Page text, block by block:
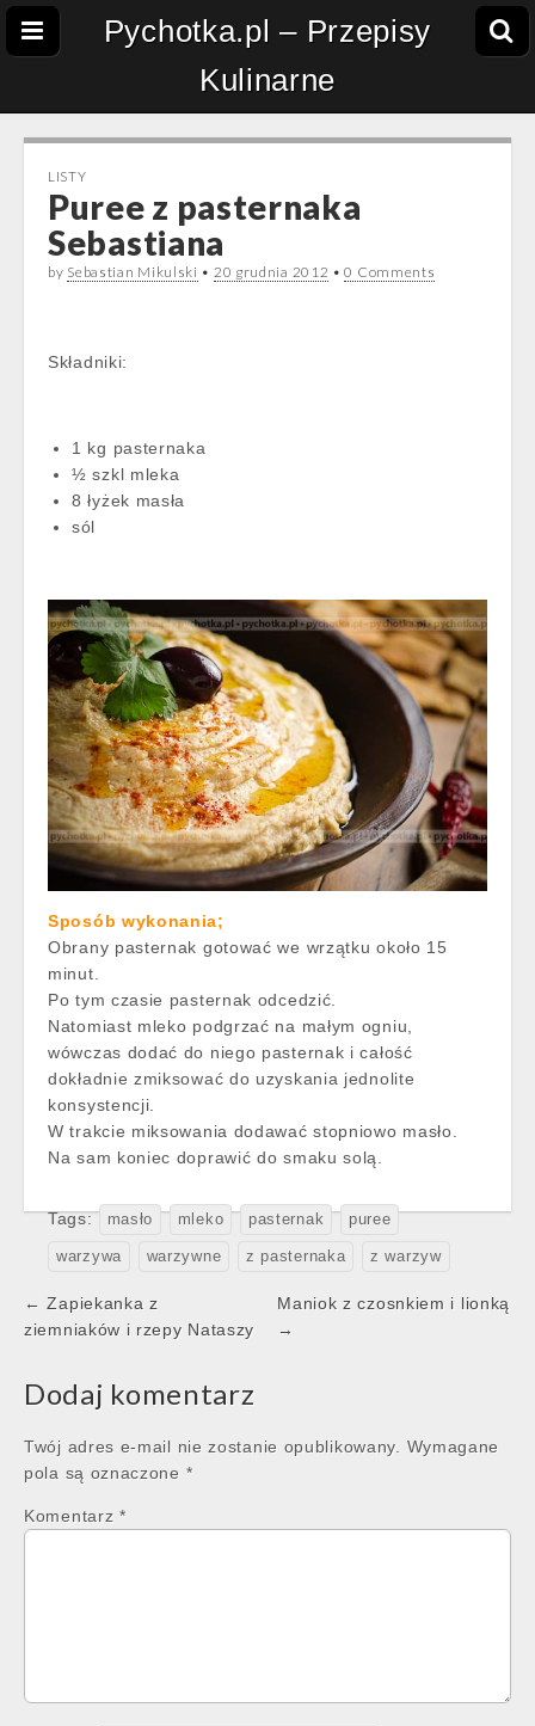
Pychotka.pl – Przepisy
Kulinarne
LISTY
Puree z pasternaka
Sebastiana
by Sebastian Mikulski • 20 grudnia 2012 •0 Comments
Składniki:
1 kg pasternaka
½ szkl mleka
8 łyżek masła
sól
Sposób wykonania;
Obrany pasternak gotować we wrzątku około 15
minut.
Po tym czasie pasternak odcedzić.
Natomiast mleko podgrzać na małym ogniu,
wówczas dodać do niego pasternak i całość
dokładnie zmiksować do uzyskania jednolite
konsystencji.
W trakcie miksowania dodawać stopniowo masło.
Na sam koniec doprawić do smaku solą.
Tags: masło mleko pasternak puree
warzywa warzywne z pasternaka z warzyw
Post
navigation
← Zapiekanka z
ziemniaków i rzepy Nataszy
Maniok z czosnkiem i lionką
→
Dodaj komentarz
Twój adres e-mail nie zostanie opublikowany. Wymagane
pola są oznaczone *
Komentarz *